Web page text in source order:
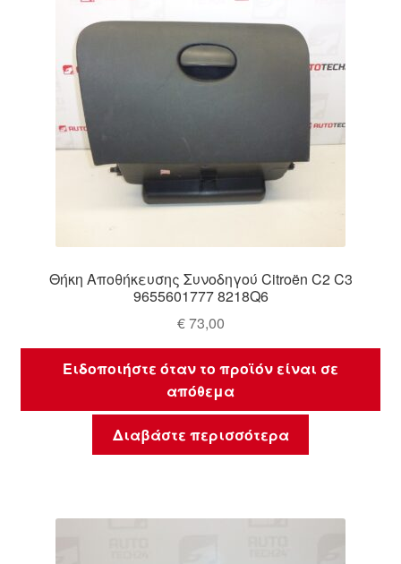
Θήκη Αποθήκευσης Συνοδηγού Citroën C2 C3
9655601777 8218Q6
€73,00
Ειδοποιήστε όταν το προϊόν είναι σε
απόθεμα
Διαβάστε περισσότερα